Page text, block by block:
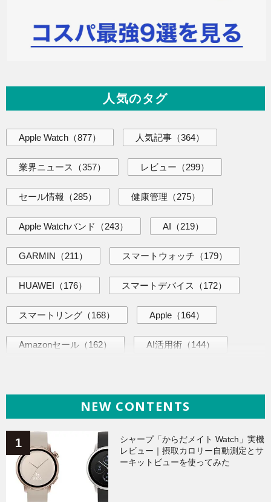
人気のタグ
Apple Watch （877） 人気記事 （364）
業界ニュース （357） レビュー （299）
セール情報 （285） 健康管理 （275）
Apple Watchバンド （243） AI （219）
GARMIN （211） スマートウォッチ （179）
HUAWEI （176） スマートデバイス （172）
スマートリング （168） Apple （164）
Amazonセール （162） AI活用術 （144）
（134） iPhone（133）
Galaxy（132） ワークアウト （131）
AppleWatchアクセサリー （123） Fitbit（121）
Xiaomi （118）
NEW CONTENTS
シャープ「からだメイト Watch」実機
レビュー｜摂取カロリー自動測定とサ
ーキットビューを使ってみた